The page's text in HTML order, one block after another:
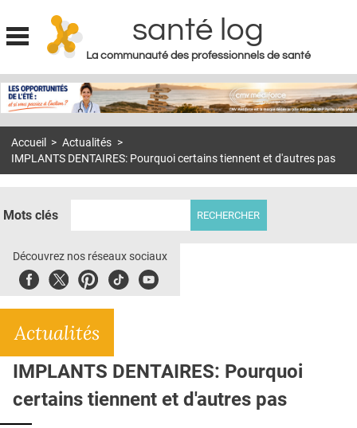
Jump to navigation
santé log
La communauté des professionnels de santé
MON COMPTE
S'ABONNER À LA REVUE SOIN À DOMICILE
DOSSIERS
E-REVUE SAD
L'APP
QUI SOMMES-NOUS ?
PUBLICITÉ
Accueil > Actualités >
IMPLANTS DENTAIRES: Pourquoi certains tiennent et d'autres pas
Mots clés
Découvrez nos réseaux sociaux
FacebookTwitterPinterest
TiktokYoubute
Actualités
IMPLANTS DENTAIRES: Pourquoi
certains tiennent et d'autres pas